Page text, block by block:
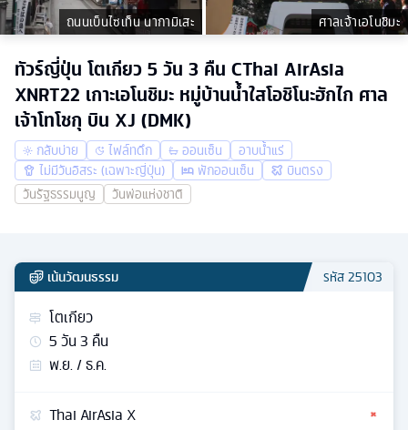
ถนนเบ็นไซเท็น นากามิเสะ ศาลเจ้าเอโนชิมะ
ทัวร์ญี่ปุ่น โตเกียว 5 วัน 3 คืน CThai AirAsia
XNRT22 เกาะเอโนชิมะ หมู่บ้านน้ำใสโอชิโนะฮักไก ศาล
เจ้าโทโชกุ บิน XJ (DMK)
กลับบ่าย ไฟล์ทดึก ออนเซ็น
อาบน้ำแร่
ไม่มีวันอิสระ (เฉพาะญี่ปุ่น)
พักออนเซ็น
บินตรง
วันรัฐธรรมนูญ
วันพ่อแห่งชาติ
เน้นวัฒนธรรม รหัส25103
โตเกียว
5วัน3 คืน
พ.ย. / ธ.ค.
Thai AirAsia X